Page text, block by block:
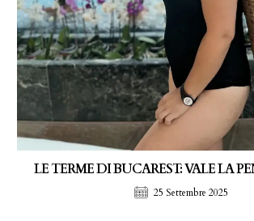
LE TERME DI BUCAREST: VALE LA
25 Settembre 2025